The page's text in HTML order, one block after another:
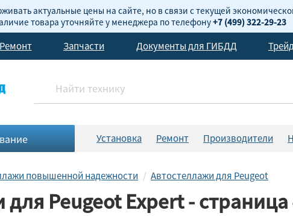
актуальные цены на сайте, но в связи с текущей
товара уточняйте у менеджера по телефону+7 (499) 322-29-23
Ремонт Запчасти Документы для ГИБДД
Установка Ремонт Производители
повышенной надежности Автостеллажи для Peugeot
Peugeot Expert - страница